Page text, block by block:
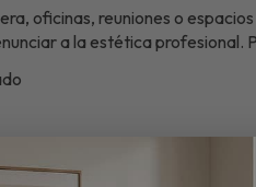
oficinas, reuniones o
a la estética
o estudio